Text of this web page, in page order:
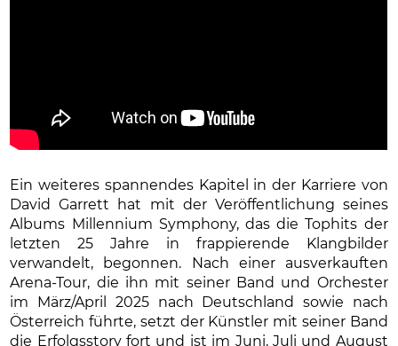
Ein weiteres spannendes Kapitel in der Karriere von
David Garrett hat mit der Veröffentlichung seines
Albums Millennium Symphony, das die Tophits der
letzten 25 Jahre in frappierende Klangbilder
verwandelt, begonnen. Nach einer ausverkauften
Arena-Tour, die ihn mit seiner Band und Orchester
im März/April 2025 nach Deutschland sowie nach
Österreich führte, setzt der Künstler mit seiner Band
die Erfolgsstory fort und ist im Juni, Juli und August